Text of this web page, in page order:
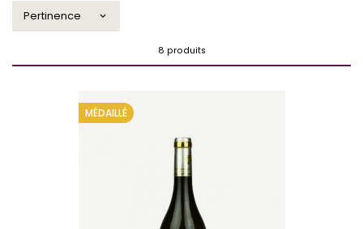
Pertinence 
8 produits
MÉDAILLÉ